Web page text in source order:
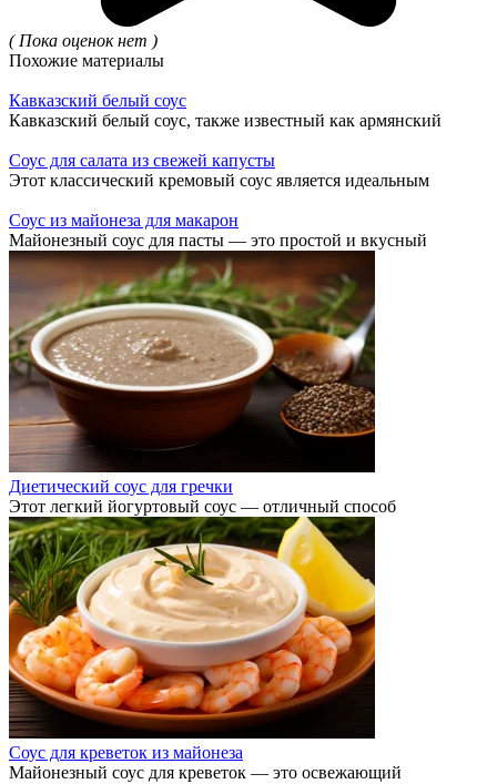
( Пока оценок нет )
Похожие материалы
Кавказский белый соус
Кавказский белый соус, также известный как армянский
Соус для салата из свежей капусты
Этот классический кремовый соус является идеальным
Соус из майонеза для макарон
Майонезный соус для пасты — это простой и вкусный
Диетический соус для гречки
Этот легкий йогуртовый соус — отличный способ
Соус для креветок из майонеза
Майонезный соус для креветок — это освежающий